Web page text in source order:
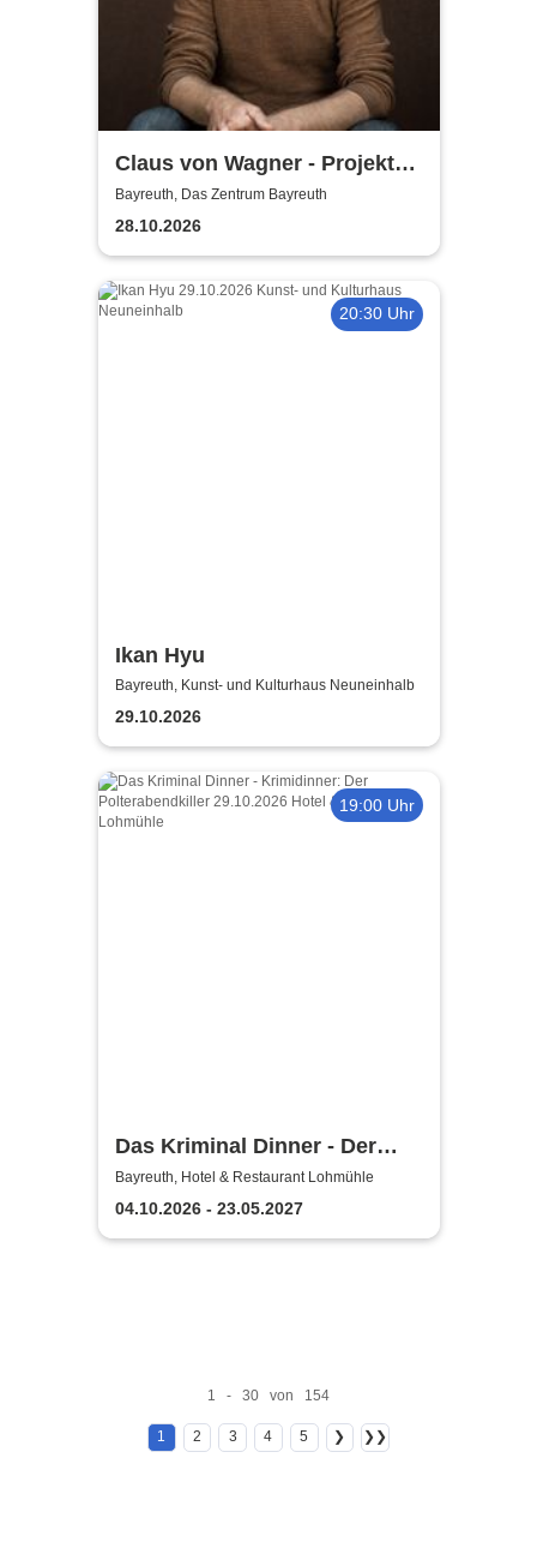
Claus von Wagner - Projekt
Equilibrium
Bayreuth, Das Zentrum Bayreuth
28.10.2026
20:30 Uhr
Ikan Hyu
Bayreuth, Kunst- und Kulturhaus Neuneinhalb
29.10.2026
19:00 Uhr
Das Kriminal Dinner - Der
Polterabendkiller
Bayreuth, Hotel & Restaurant Lohmühle
04.10.2026 - 23.05.2027
1 - 30 von 154
1 2 3 4 5 ❯ ❯❯